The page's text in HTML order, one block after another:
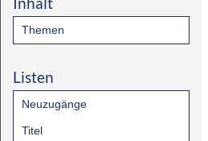
Themen
Listen
Neuzugänge
Titel